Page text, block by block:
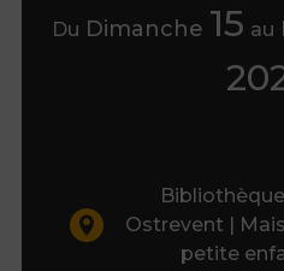
Du Dimanche 15 au
Ostrevent |
petite